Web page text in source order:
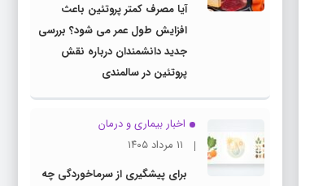
آیا مصرف کمتر پروتئین باعث
افزایش طول عمر می شود؟ بررسی
جدید دانشمندان درباره نقش
پروتئین در سالمندی
اخبار بیماری و درمان
۱۱ مرداد ۱۴۰۵
برای پیشگیری از سرماخوردگی چه